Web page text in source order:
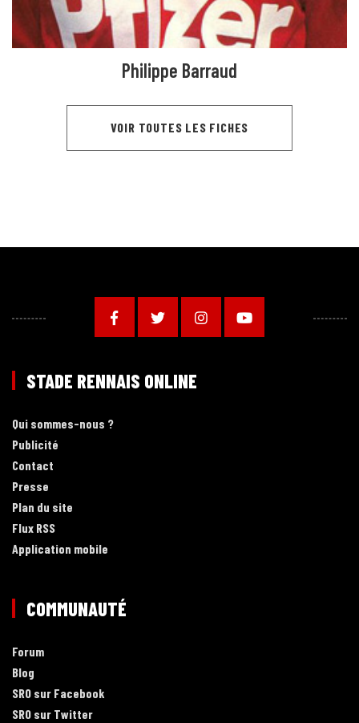
Philippe Barraud
VOIR TOUTES LES FICHES
STADE RENNAIS ONLINE
Qui sommes-nous ?
Publicité
Contact
Presse
Plan du site
Flux RSS
Application mobile
COMMUNAUTÉ
Forum
Blog
SRO sur Facebook
SRO sur Twitter